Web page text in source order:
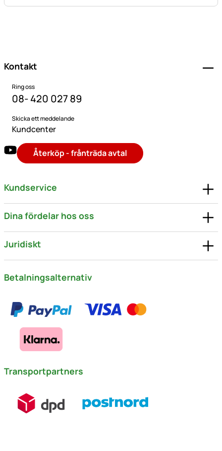
Kontakt
Ring oss
08- 420 027 89
Skicka ett meddelande
Kundcenter
Återköp - frånträda avtal
Kundservice
Dina fördelar hos oss
Juridiskt
Betalningsalternativ
Transportpartners